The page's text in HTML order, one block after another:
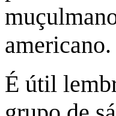
americano.
É útil